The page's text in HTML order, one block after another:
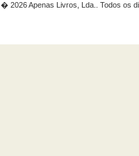
� 2026 Apenas Livros, Lda.. Todos os